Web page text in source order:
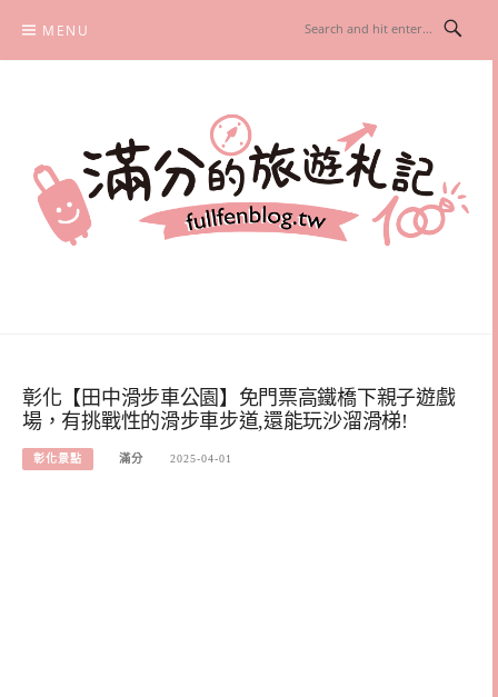
content
MENU
彰化【田中滑步車公園】免門票高鐵橋下親子遊戲
場，有挑戰性的滑步車步道,還能玩沙溜滑梯!
彰化景點 滿分 2025-04-01